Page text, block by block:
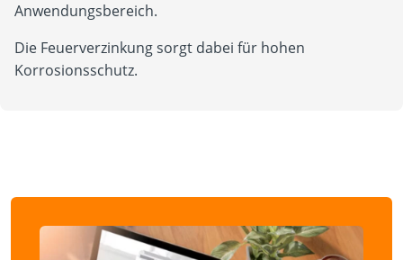
Anwendungsbereich.
Die Feuerverzinkung sorgt dabei für hohen
Korrosionsschutz.